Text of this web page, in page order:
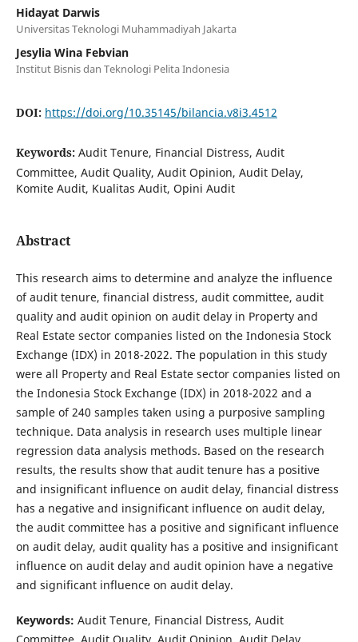
Hidayat Darwis
Universitas Teknologi Muhammadiyah Jakarta
Jesylia Wina Febvian
Institut Bisnis dan Teknologi Pelita Indonesia
DOI: https://doi.org/10.35145/bilancia.v8i3.4512
Keywords: Audit Tenure, Financial Distress, Audit
Committee, Audit Quality, Audit Opinion, Audit Delay,
Komite Audit, Kualitas Audit, Opini Audit
Abstract
This research aims to determine and analyze the influence
of audit tenure, financial distress, audit committee, audit
quality and audit opinion on audit delay in Property and
Real Estate sector companies listed on the Indonesia Stock
Exchange (IDX) in 2018-2022. The population in this study
were all Property and Real Estate sector companies listed on
the Indonesia Stock Exchange (IDX) in 2018-2022 and a
sample of 240 samples taken using a purposive sampling
technique. Data analysis in research uses multiple linear
regression data analysis methods. Based on the research
results, the results show that audit tenure has a positive
and insignificant influence on audit delay, financial distress
has a negative and insignificant influence on audit delay,
the audit committee has a positive and significant influence
on audit delay, audit quality has a positive and insignificant
influence on audit delay and audit opinion have a negative
and significant influence on audit delay.
Keywords: Audit Tenure, Financial Distress, Audit